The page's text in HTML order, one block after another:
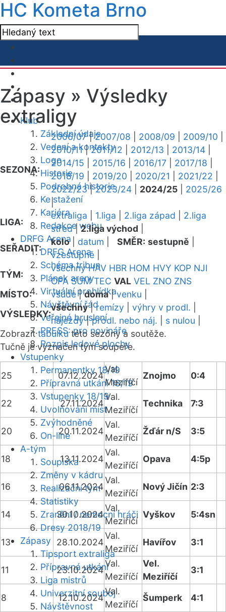
HC Kometa Brno
Klub
Základní údaje
Vedení a kontakty
Logo
Historie
Podrobná historie
Ke stažení
Kariéra
Redakce webu
DRFG Arena
DRFG Arena
Schéma tribun
Plánek areny
Virtuální prohlídka
Návštěvní řád
Veřejné bruslení
PRESS: pro novináře
Rozpis ledové plochy
Vstupenky
Permanentky 18/19
Přípravná utkání 18/19
Vstupenky 18/19
Uvolňování míst
Zvýhodněné
On-line
A-tým
Soupiska
Změny v kádru
Realizační tým
Statistiky
Zranění / nemocní hráči
Dresy 2018/19
Zápasy
Tipsport extraliga
Přípravná utkání
Liga mistrů
Univerzitní souboj
Návštěvnost
Zápasy » Výsledky
extraligy
SEZONA:
2006/07|2007/08 2008/09 2009/10
2010/11|2011/12 2012/13 2013/14
2014/15
2015/16 2016/17 2017/18
2018/19
2019/20 2020/21 2021/22
2022/23|2023/24 2024/25
2025/26
|
LIGA:
extraliga 1.liga 2.liga západ
2.liga
střed|2.liga východ
SEŘADIT:
kolo| datum SMĚR: sestupně
vzestupně
TÝM:
všechny HAV HBR HOM HVY KOP NJI
OPA SUM TEC VAL VEL ZNO ZNS
MÍSTO:
všude|doma|venku
VÝSLEDKY:
všechny|remízy výhry v prodl.
nájezdy|prodl. nebo náj. s nulou
Zobrazittabulkutéto sezóny a soutěže.
Tučně je vyznačen tým soupeře.
25 07.12.2024
Val.
Meziříčí
Znojmo 0:4
22 27.11.2024
Val.
Meziříčí
Technika 7:3
20 20.11.2024
Val.
Meziříčí
Žďár n/S 3:5
18 13.11.2024
Val.
Meziříčí
Opava 4:5p
16 06.11.2024
Val.
Meziříčí
Nový Jičín 2:3
14 30.10.2024
Val.
Meziříčí
Vyškov 5:4sn
13 28.10.2024
Val.
Meziříčí
Havířov 3:1
11 23.10.2024
Val.
Meziříčí
Vel.
Meziříčí
3:1
8 12.10.2024
Val.
Meziříčí
Šumperk 4:1